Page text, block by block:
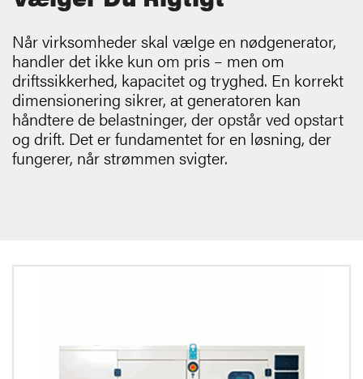
Når virksomheder skal vælge en nødgenerator,
handler det ikke kun om pris – men om
driftssikkerhed, kapacitet og tryghed. En korrekt
dimensionering sikrer, at generatoren kan
håndtere de belastninger, der opstår ved opstart
og drift. Det er fundamentet for en løsning, der
fungerer, når strømmen svigter.